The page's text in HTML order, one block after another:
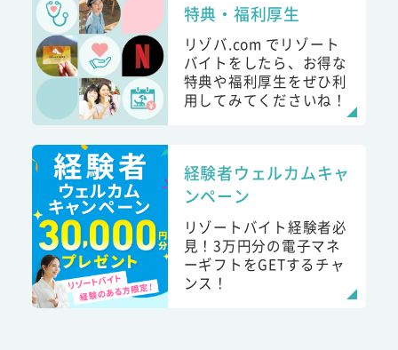
特典・福利厚生
リゾバ.com でリゾート
バイトをしたら、お得な
特典や福利厚生をぜひ利
用してみてくださいね！
経験者ウェルカムキャ
ンペーン
リゾートバイト経験者必
見！3万円分の電子マネ
ーギフトをGETするチャ
ンス！